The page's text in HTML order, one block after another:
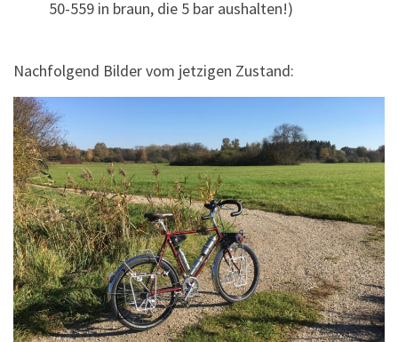
50-559 in braun, die 5 bar aushalten!)
Nachfolgend Bilder vom jetzigen Zustand: